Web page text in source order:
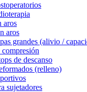
aros
aros
grandes (alivio /
compresión
de descanso
(relleno)
sujetadores